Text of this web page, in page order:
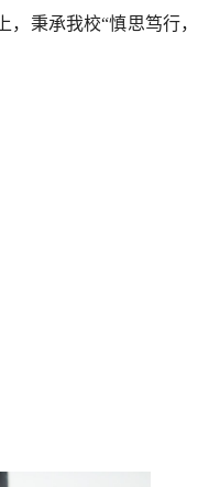
秉承我校“慎思笃行，